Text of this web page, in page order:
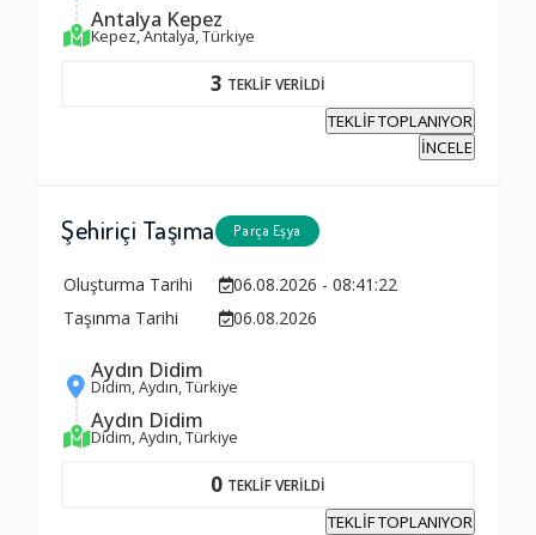
Antalya Kepez
Kepez, Antalya, Türkiye
3 TEKLİF VERİLDİ
TEKLİF TOPLANIYOR
İNCELE
Şehiriçi Taşıma Parça Eşya
Oluşturma Tarihi
06.08.2026 - 08:41:22
Taşınma Tarihi
06.08.2026
Aydın Didim
Didim, Aydın, Türkiye
Aydın Didim
Didim, Aydın, Türkiye
0 TEKLİF VERİLDİ
TEKLİF TOPLANIYOR